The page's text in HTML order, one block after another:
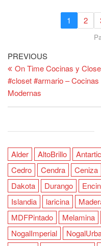
1 2
Post
navigation
Previous
Post
PREVIOUS
On Time Cocinas y
#closet #armario – Cocinas
Modernas
Alder AltoBrillo
Cedro
Cendra Ceniza
Dakota
Durango
Islandia
laricina
MDFPintado
Melamina
NogalImperial